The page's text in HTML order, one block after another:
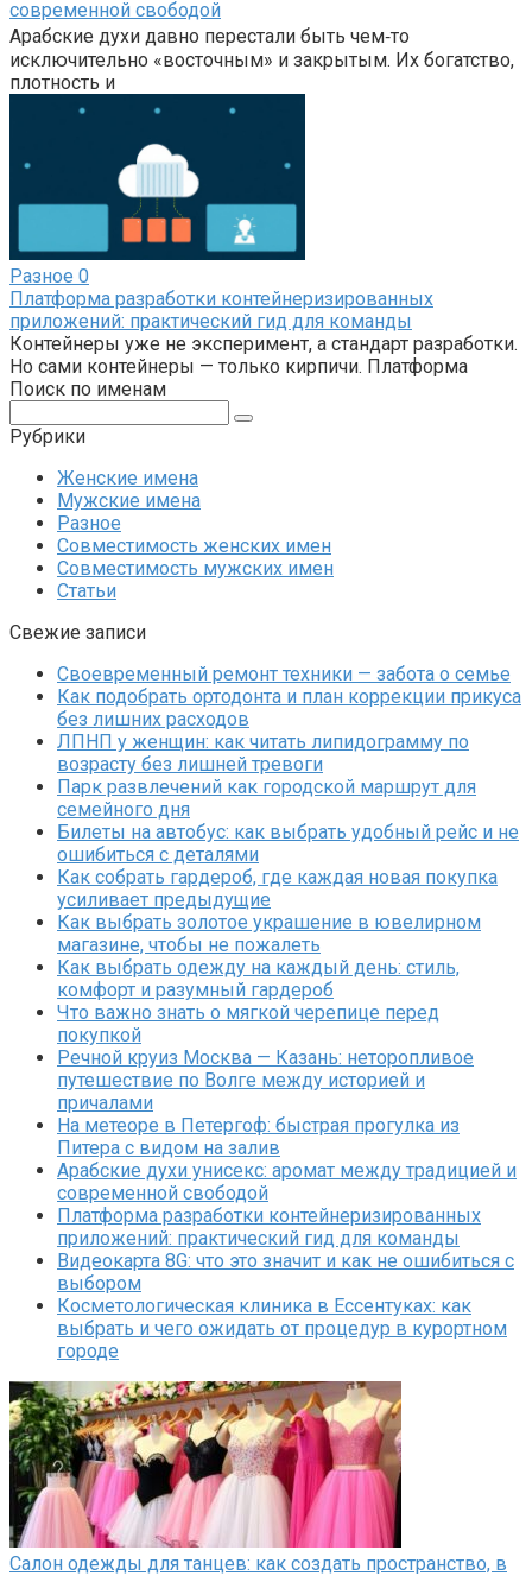
современной свободой
Арабские духи давно перестали быть чем‑то
исключительно «восточным» и закрытым. Их богатство,
плотность и
Разное 0
Платформа разработки контейнеризированных
приложений: практический гид для команды
Контейнеры уже не эксперимент, а стандарт разработки.
Но сами контейнеры — только кирпичи. Платформа
Поиск по именам
Рубрики
Женские имена
Мужские имена
Разное
Совместимость женских имен
Совместимость мужских имен
Статьи
Свежие записи
Своевременный ремонт техники — забота о семье
Как подобрать ортодонта и план коррекции прикуса
без лишних расходов
ЛПНП у женщин: как читать липидограмму по
возрасту без лишней тревоги
Парк развлечений как городской маршрут для
семейного дня
Билеты на автобус: как выбрать удобный рейс и не
ошибиться с деталями
Как собрать гардероб, где каждая новая покупка
усиливает предыдущие
Как выбрать золотое украшение в ювелирном
магазине, чтобы не пожалеть
Как выбрать одежду на каждый день: стиль,
комфорт и разумный гардероб
Что важно знать о мягкой черепице перед
покупкой
Речной круиз Москва — Казань: неторопливое
путешествие по Волге между историей и
причалами
На метеоре в Петергоф: быстрая прогулка из
Питера с видом на залив
Арабские духи унисекс: аромат между традицией и
современной свободой
Платформа разработки контейнеризированных
приложений: практический гид для команды
Видеокарта 8G: что это значит и как не ошибиться с
выбором
Косметологическая клиника в Ессентуках: как
выбрать и чего ожидать от процедур в курортном
городе
Салон одежды для танцев: как создать пространство, в